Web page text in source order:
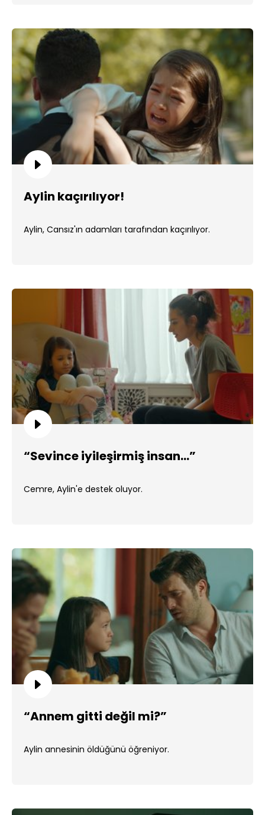
Aylin kaçırılıyor!
Aylin, Cansız'ın adamları tarafından kaçırılıyor.
“Sevince iyileşirmiş insan…”
Cemre, Aylin'e destek oluyor.
“Annem gitti değil mi?”
Aylin annesinin öldüğünü öğreniyor.